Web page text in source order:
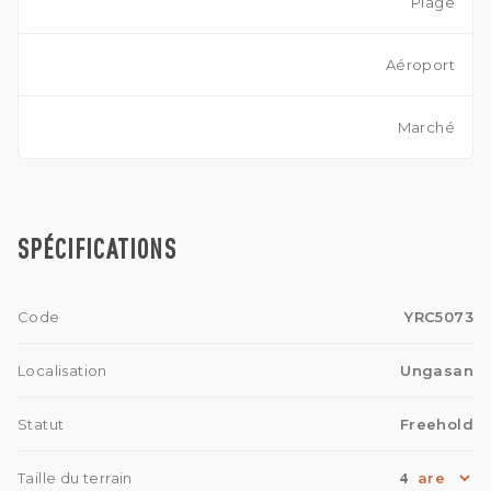
Aéroport
Marché
SPÉCIFICATIONS
Code YRC5073
Localisation Ungasan
Statut Freehold
Taille du terrain 4